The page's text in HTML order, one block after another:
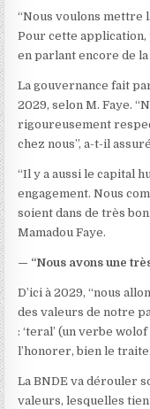
“Nous voulons mettre
Pour cette application,
en parlant encore de
La gouvernance fait
2029, selon M. Faye.
rigoureusement
chez nous”, a-t-il
“Il y a aussi le capital
engagement. Nous
soient dans de très
Mamadou Faye.
— “Nous avons une
D’ici à 2029, “nous
des valeurs de notre
: ‘teral’ (un verbe
l’honorer, bien le
La BNDE va dérouler
valeurs, lesquelles